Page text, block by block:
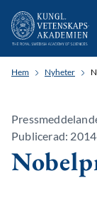
Hem Nyheter
Publicerad: